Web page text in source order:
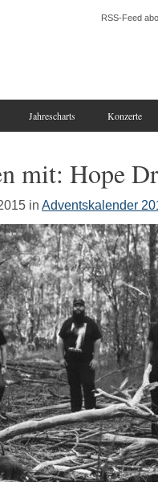
RSS-Feed
Jahrescharts Konzerte
mit: Hope
in Adventskalender